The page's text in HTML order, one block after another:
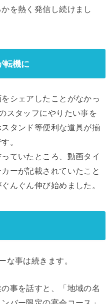
を熱く発信し続けまし
転機に
シェアしたことがなかっ
スタッフにやりたい事を
タンド等便利な道具が揃
。
ていたところ、動画タイ
ーが記載されていたこと
んぐん伸び始めました。
な事は続きます。
事を話すと、「地域の名